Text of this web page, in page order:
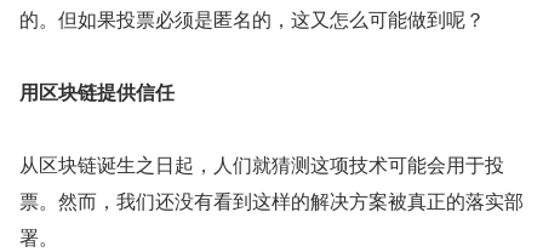
的。但如果投票必须是匿名的，这又怎么可能做到呢？
用区块链提供信任
从区块链诞生之日起，人们就猜测这项技术可能会用于投
票。然而，我们还没有看到这样的解决方案被真正的落实部
署。